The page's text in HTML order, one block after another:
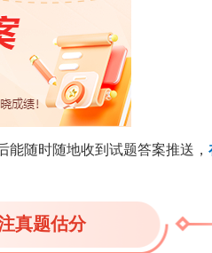
能随时随地收到试题答案推送，
真题估分